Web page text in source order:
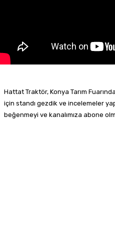
Hattat Traktör, Konya Tarım
için standı gezdik ve incelemeler
beğenmeyi ve kanalımıza abone